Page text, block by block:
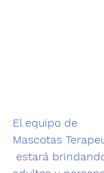
El equipo de
Mascotas
estará